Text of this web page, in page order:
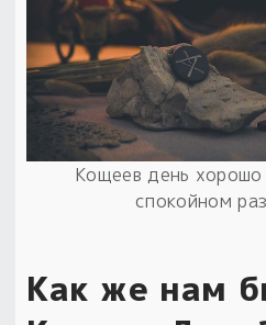
Кощеев день
спокойном
Как же нам